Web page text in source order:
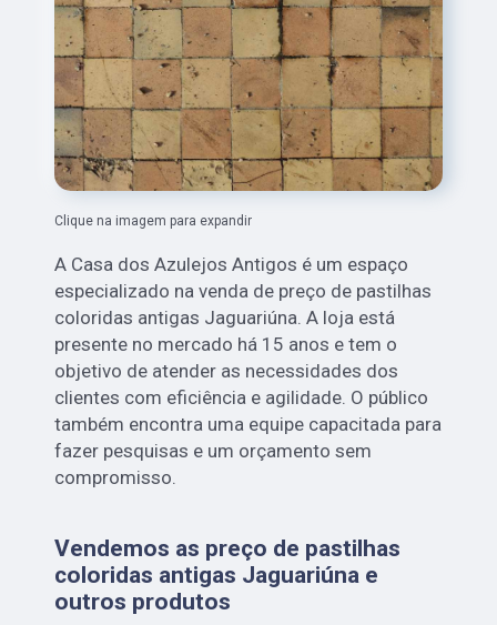
Clique na imagem para expandir
A Casa dos Azulejos Antigos é um espaço
especializado na venda de preço de pastilhas
coloridas antigas Jaguariúna. A loja está
presente no mercado há 15 anos e tem o
objetivo de atender as necessidades dos
clientes com eficiência e agilidade. O público
também encontra uma equipe capacitada para
fazer pesquisas e um orçamento sem
compromisso.
Vendemos as preço de pastilhas
coloridas antigas Jaguariúna e
outros produtos